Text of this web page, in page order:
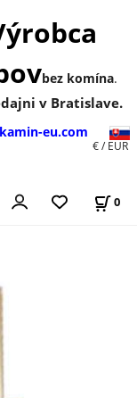
bez komína.
v Bratislave.
eu.com
0
€ / EUR